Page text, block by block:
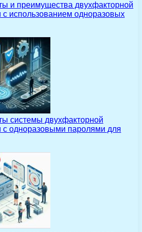
и преимущества двухфакторной
с использованием одноразовых
системы двухфакторной
с одноразовыми паролями для